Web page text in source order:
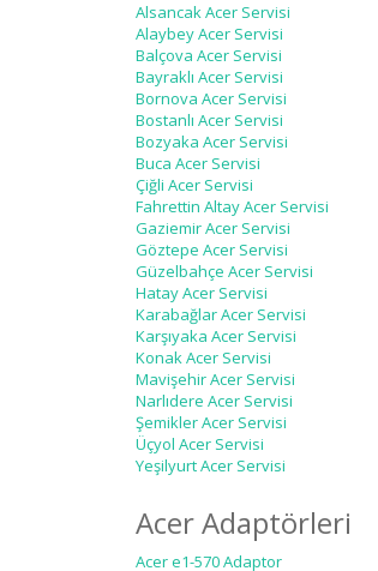
Alsancak Acer Servisi
Alaybey Acer Servisi
Balçova Acer Servisi
Bayraklı Acer Servisi
Bornova Acer Servisi
Bostanlı Acer Servisi
Bozyaka Acer Servisi
Buca Acer Servisi
Çiğli Acer Servisi
Fahrettin Altay Acer Servisi
Gaziemir Acer Servisi
Göztepe Acer Servisi
Güzelbahçe Acer Servisi
Hatay Acer Servisi
Karabağlar Acer Servisi
Karşıyaka Acer Servisi
Konak Acer Servisi
Mavişehir Acer Servisi
Narlıdere Acer Servisi
Şemikler Acer Servisi
Üçyol Acer Servisi
Yeşilyurt Acer Servisi
Acer Adaptörleri
Acer e1-570 Adaptor